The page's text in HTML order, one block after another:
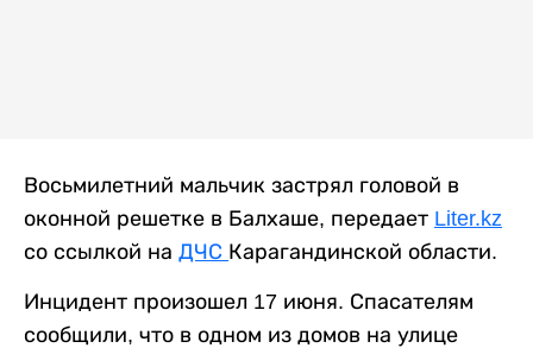
Восьмилетний мальчик застрял головой в
оконной решетке в Балхаше, передает Liter.kz
со ссылкой на ДЧС Карагандинской области.
Инцидент произошел 17 июня. Спасателям
сообщили, что в одном из домов на улице